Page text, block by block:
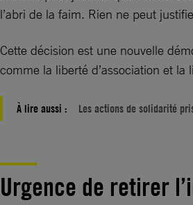
l’abri de la faim. Rien ne peut
Cette décision est une nouvelle
comme la liberté d’association et
À lire aussi : Les actions de solidarité
Urgence de retirer